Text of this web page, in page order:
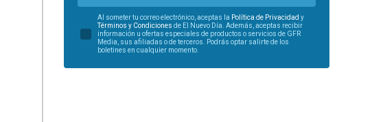
Al someter tu correo electrónico, aceptas la Política de Privacidad y
Términos y Condiciones de El Nuevo Día. Además, aceptas recibir
información u ofertas especiales de productos o servicios de GFR
Media, sus afiliadas o de terceros. Podrás optar salirte de los
boletines en cualquier momento.